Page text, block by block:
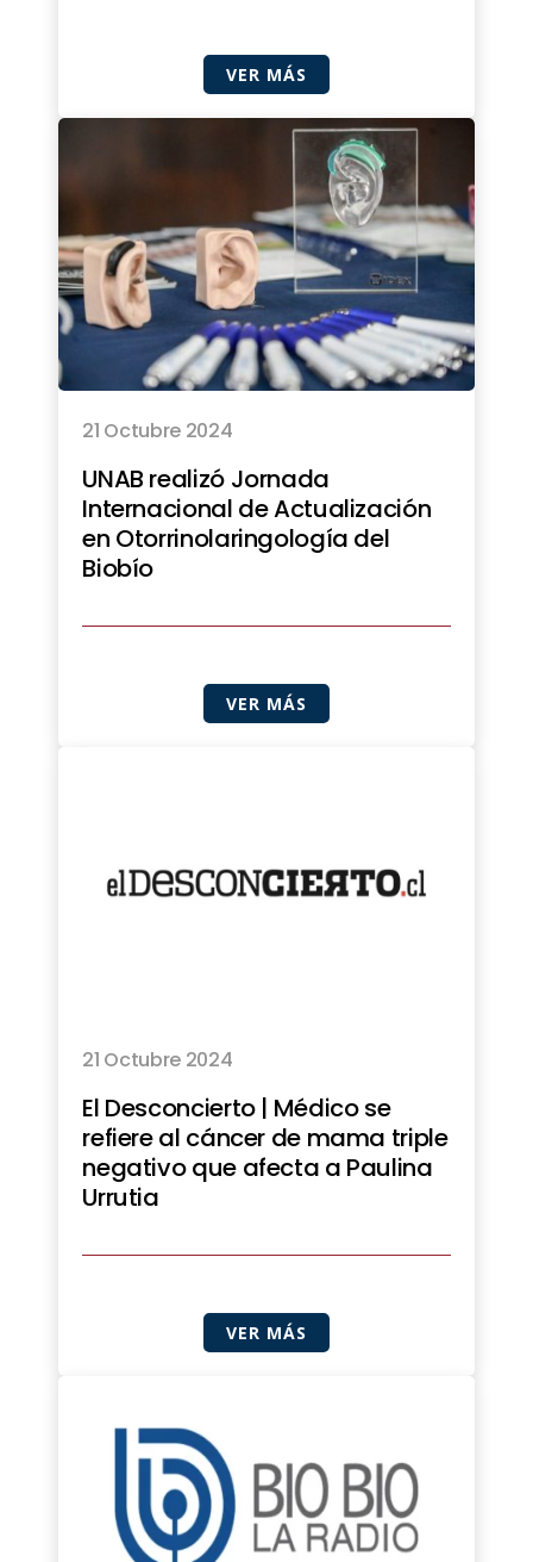
VER MÁS
21 Octubre 2024
UNAB realizó Jornada
Internacional de Actualización
en Otorrinolaringología del
Biobío
VER MÁS
21 Octubre 2024
El Desconcierto | Médico se
refiere al cáncer de mama triple
negativo que afecta a Paulina
Urrutia
VER MÁS